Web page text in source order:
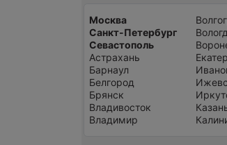
Москва
Санкт-Петербург
Севастополь
Астрахань
Барнаул
Белгород
Брянск
Владивосток
Владимир